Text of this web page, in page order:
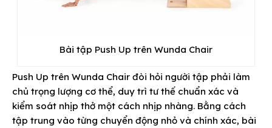
Bài tập Push Up trên Wunda Chair
Push Up trên Wunda Chair đòi hỏi người tập phải làm
chủ trọng lượng cơ thể, duy trì tư thế chuẩn xác và
kiểm soát nhịp thở một cách nhịp nhàng. Bằng cách
tập trung vào từng chuyển động nhỏ và chính xác, bài